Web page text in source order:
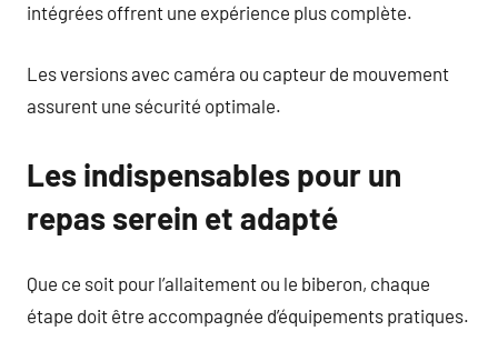
intégrées offrent une expérience plus complète.
Les versions avec caméra ou capteur de mouvement
assurent une sécurité optimale.
Les indispensables pour un
repas serein et adapté
Que ce soit pour l’allaitement ou le biberon, chaque
étape doit être accompagnée d’équipements pratiques.